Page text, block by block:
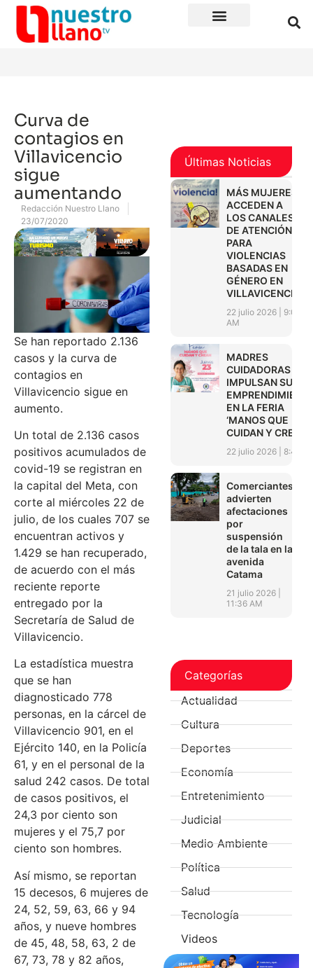
Curva de
contagios en
Villavicencio
sigue
aumentando
Redacción Nuestro Llano
23/07/2020
Se han reportado 2.136
casos y la curva de
contagios en
Villavicencio sigue en
aumento.
Un total de 2.136 casos
positivos acumulados de
covid-19 se registran en
la capital del Meta, con
corte al miércoles 22 de
julio, de los cuales 707 se
encuentran activos y
1.429 se han recuperado,
de acuerdo con el más
reciente reporte
entregado por la
Secretaría de Salud de
Villavicencio.
La estadística muestra
que se han
diagnosticado 778
personas, en la cárcel de
Villavicencio 901, en el
Ejército 140, en la Policía
61, y en el personal de la
salud 242 casos. De total
de casos positivos, el
24,3 por ciento son
mujeres y el 75,7 por
ciento son hombres.
Así mismo, se reportan
15 decesos, 6 mujeres de
24, 52, 59, 63, 66 y 94
años, y nueve hombres
de 45, 48, 58, 63, 2 de
67, 73, 78 y 82 años,
Últimas Noticias
MÁS MUJERES
ACCEDEN A
LOS CANALES
DE ATENCIÓN
PARA
VIOLENCIAS
BASADAS EN
GÉNERO EN
VILLAVICENCIO
22 julio 2026
9:01
AM
MADRES
CUIDADORAS
IMPULSAN SUS
EN LA FERIA
‘MANOS QUE
CUIDAN Y CREAN’
22 julio 2026 8:45
Comerciantes
advierten
afectaciones
por
suspensión
de la tala en la
avenida
Catama
21 julio 2026
11:36 AM
Categorías
Actualidad
Cultura
Deportes
Economía
Entretenimiento
Judicial
Medio Ambiente
Política
Salud
Tecnología
Videos